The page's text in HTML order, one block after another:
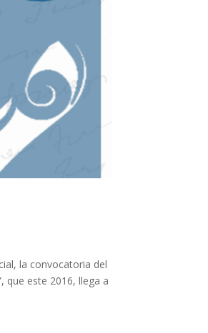
la convocatoria del
que este 2016, llega a